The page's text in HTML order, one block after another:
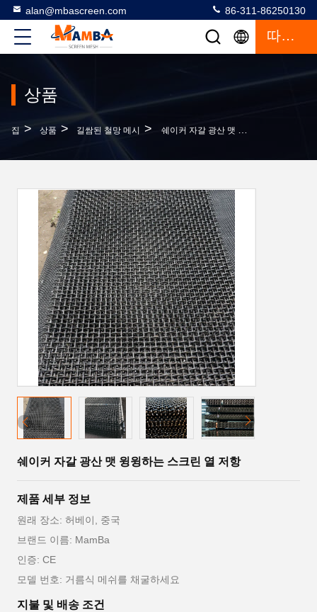
alan@mbascreen.com 86-311-86250130
따옴표
상품
집 > 상품 > 길쌈된 철망 메시 > 쉐이커 자갈 광산 맷 윙윙하는 스크린 열 저항
쉐이커 자갈 광산 맷 윙윙하는 스크린 열 저항
제품 세부 정보
원래 장소: 허베이, 중국
브랜드 이름: MamBa
인증: CE
모델 번호: 거름식 메쉬를 채굴하세요
지불 및 배송 조건